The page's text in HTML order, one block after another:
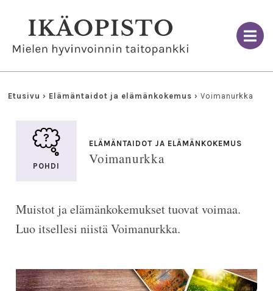
Etusivu › Elämäntaidot ja elämänkokemus ›Voimanurkka
POHDI
ELÄMÄNTAIDOT JA ELÄMÄNKOKEMUS
Voimanurkka
Muistot ja elämänkokemukset tuovat voimaa.
Luo itsellesi niistä Voimanurkka.